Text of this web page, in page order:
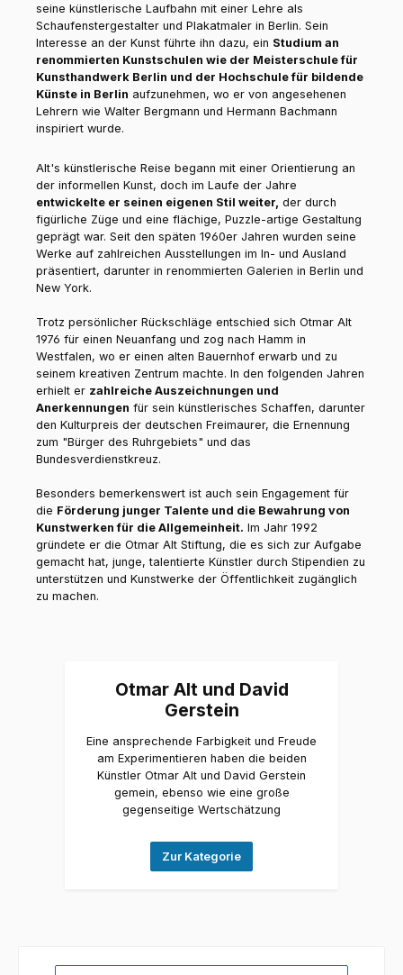
Otmar Alt und David
Gerstein
Eine ansprechende Farbigkeit und Freude
am Experimentieren haben die beiden
Künstler Otmar Alt und David Gerstein
gemein, ebenso wie eine große
gegenseitige Wertschätzung
Zur Kategorie
seine künstlerische Laufbahn mit einer Lehre als
Schaufenstergestalter und Plakatmaler in Berlin. Sein
Interesse an der Kunst führte ihn dazu, ein Studium an
renommierten Kunstschulen wie der Meisterschule für
Kunsthandwerk Berlin und der Hochschule für bildende
Künste in Berlin aufzunehmen, wo er von angesehenen
Lehrern wie Walter Bergmann und Hermann Bachmann
inspiriert wurde.
Alt's künstlerische Reise begann mit einer Orientierung an
der informellen Kunst, doch im Laufe der Jahre
entwickelte er seinen eigenen Stil weiter, der durch
figürliche Züge und eine flächige, Puzzle-artige Gestaltung
geprägt war. Seit den späten 1960er Jahren wurden seine
Werke auf zahlreichen Ausstellungen im In- und Ausland
präsentiert, darunter in renommierten Galerien in Berlin und
New York.
Trotz persönlicher Rückschläge entschied sich Otmar Alt
1976 für einen Neuanfang und zog nach Hamm in
Westfalen, wo er einen alten Bauernhof erwarb und zu
seinem kreativen Zentrum machte. In den folgenden Jahren
erhielt er zahlreiche Auszeichnungen und
Anerkennungen für sein künstlerisches Schaffen, darunter
den Kulturpreis der deutschen Freimaurer, die Ernennung
zum "Bürger des Ruhrgebiets" und das
Bundesverdienstkreuz.
Besonders bemerkenswert ist auch sein Engagement für
die Förderung junger Talente und die Bewahrung von
Kunstwerken für die Allgemeinheit. Im Jahr 1992
gründete er die Otmar Alt Stiftung, die es sich zur Aufgabe
gemacht hat, junge, talentierte Künstler durch Stipendien zu
unterstützen und Kunstwerke der Öffentlichkeit zugänglich
zu machen.